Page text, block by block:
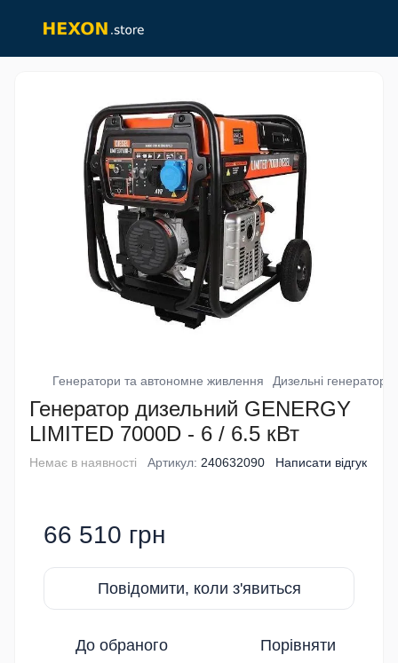
Генератори та автономне живлення Дизельні генератори
Генератор дизельний GENERGY
LIMITED 7000D - 6 / 6.5 кВт
Немає в наявності Артикул: 240632090 Написати відгук
66 510 грн
Повідомити, коли з'явиться
До обраного Порівняти